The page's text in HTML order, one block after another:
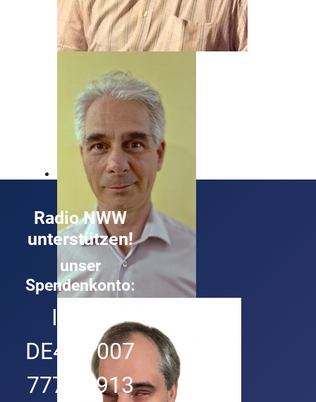
Unser Mann, wenn's um Rock geht!
Technik und Musik ist sein Ding
Radio NWW
unterstützen!
unser
Spendenkonto:
IBAN:
DE49 1007
7777 0913